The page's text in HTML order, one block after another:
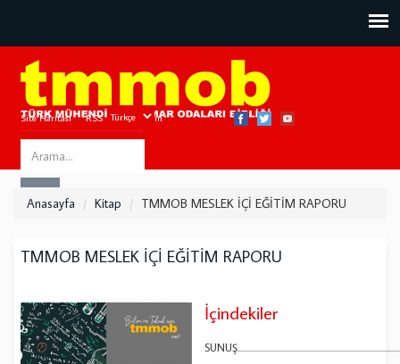
Site Haritası RSS Bize Ulaşın
Search
this
Anasayfa Kitap TMMOB MESLEK İÇİ EĞİTİM RAPORU
TMMOB MESLEK İÇİ EĞİTİM RAPORU
İçindekiler